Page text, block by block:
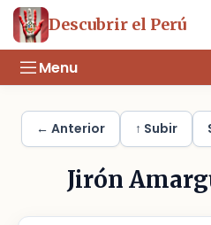
Descubrir el Perú
Menu
← Anterior ↑ Subir
Jirón